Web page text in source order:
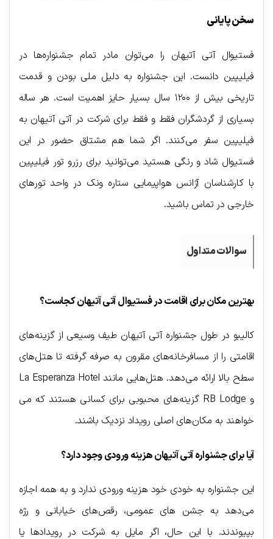
سخن پایانی
فستیوال آتی آتیهان را می‌توان مادر تمام جشنواره‌ها در
فیلیپین دانست. این جشنواره به دلیل ملی بودن و قدمت
تاریخی بیش از ۱۲۰۰ سال بسیار حایز اهمیت است. هر ساله
بسیاری از گردشگران فقط و فقط برای شرکت در آتی آتیهان به
فیلیپین سفر می‌کنند. اگر شما هم مشتاق حضور در این
فستیوال شاد و رنگی هستید می‌توانید برای رزرو تور فیلیپین
با کارشناسان آژانس هواپیمایی ستاره ونک در واحد تورهای
خارجی در تماس باشید.
سوالات متداول
بهترین مکان برای اقامت در فستیوال آتی آتیهان کجاست؟
کالیبو در طول جشنواره آتی آتیهان طیف وسیعی از گزینه‌های
اقامتی را از مسافرخانه‌های مقرون به صرفه گرفته تا هتل‌های
سطح بالا ارائه می‌دهد. هتل‌هایی مانند La Esperanza Hotel
و RB Lodge گزینه‌های محبوبی برای کسانی هستند که می
خواهند به مکان‌های اصلی رویداد نزدیک باشند.
آیا برای جشنواره آتی آتیهان هزینه ورودی وجود دارد؟
این جشنواره به خودی خود هزینه ورودی ندارد و به همه اجازه
می‌دهد به جشن های عمومی، رقص‌های خیابانی و رژه
بپیوندند. با این حال، اگر مایل به شرکت در رویدادها یا